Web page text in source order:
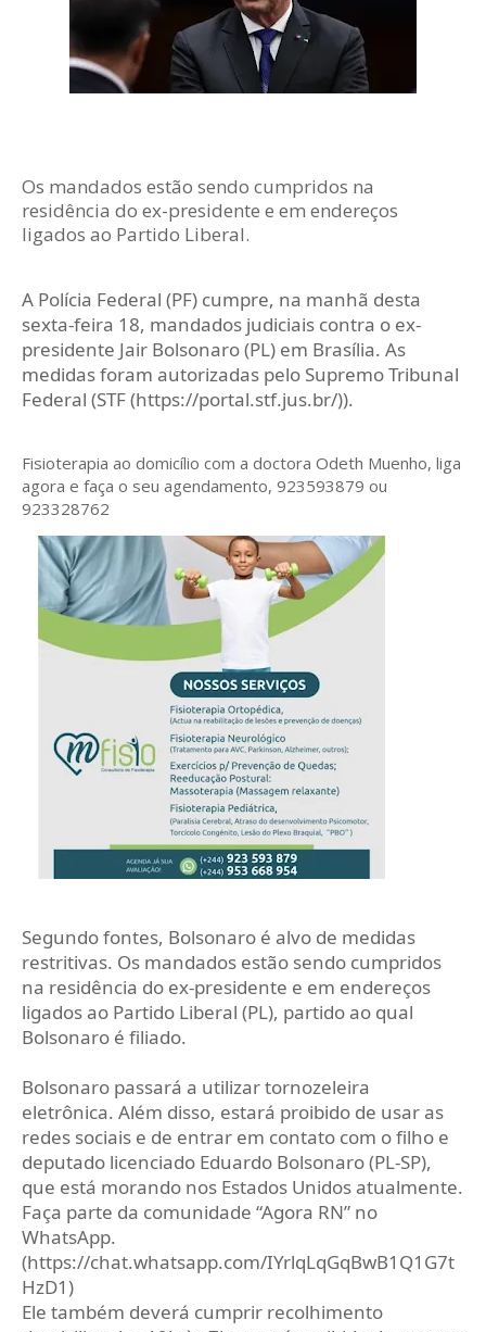
Os mandados estão sendo cumpridos na
residência do ex-presidente e em endereços
ligados ao Partido Liberal.
A Polícia Federal (PF) cumpre, na manhã desta
sexta-feira 18, mandados judiciais contra o ex-
presidente Jair Bolsonaro (PL) em Brasília. As
medidas foram autorizadas pelo Supremo Tribunal
Federal (STF (https://portal.stf.jus.br/)).
Fisioterapia ao domicílio com a doctora Odeth Muenho, liga
agora e faça o seu agendamento, 923593879 ou
923328762
Segundo fontes, Bolsonaro é alvo de medidas
restritivas. Os mandados estão sendo cumpridos
na residência do ex-presidente e em endereços
ligados ao Partido Liberal (PL), partido ao qual
Bolsonaro é filiado.
Bolsonaro passará a utilizar tornozeleira
eletrônica. Além disso, estará proibido de usar as
redes sociais e de entrar em contato com o filho e
deputado licenciado Eduardo Bolsonaro (PL-SP),
que está morando nos Estados Unidos atualmente.
Faça parte da comunidade “Agora RN” no
WhatsApp.
(https://chat.whatsapp.com/IYrlqLqGqBwB1Q1G7t
HzD1)
Ele também deverá cumprir recolhimento